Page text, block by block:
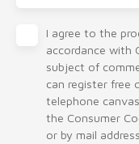
I agree to the
accordance with
subject of
can register free
telephone
the Consumer
or by mail